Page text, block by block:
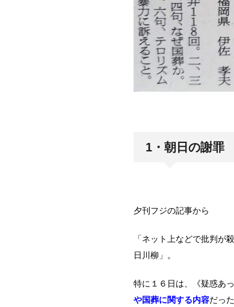
1・朝日の謝罪
夕刊フジの記事から
「ネット上などで批判が
日川柳」。
特に１６日は、《疑惑あ
や国葬に関する内容だった